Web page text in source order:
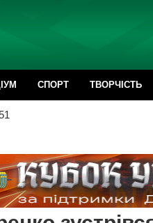
СПОРТ ТВОРЧІСТЬ